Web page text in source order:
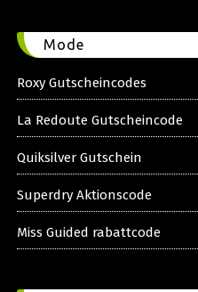
Mode
Roxy Gutscheincodes
La Redoute Gutscheincode
Quiksilver Gutschein
Superdry Aktionscode
Miss Guided rabattcode